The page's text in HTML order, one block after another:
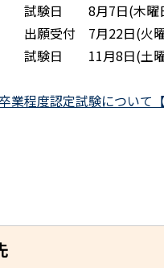
8月7日(木曜日)、
願受付 7月22日(火曜
11月8日(土曜日)
業程度認定試験について